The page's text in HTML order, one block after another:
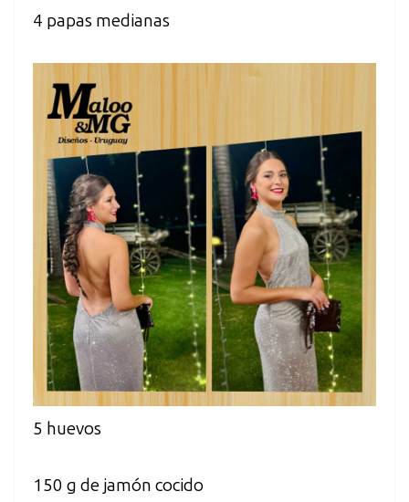
4 papas medianas
5 huevos
150 g de jamón cocido